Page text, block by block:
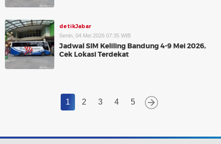
detikJabar
Senin, 04 Mei 2026 07:35 WIB
Jadwal SIM Keliling Bandung 4-9 Mei 2026,
Cek Lokasi Terdekat
1 2 3 4 5